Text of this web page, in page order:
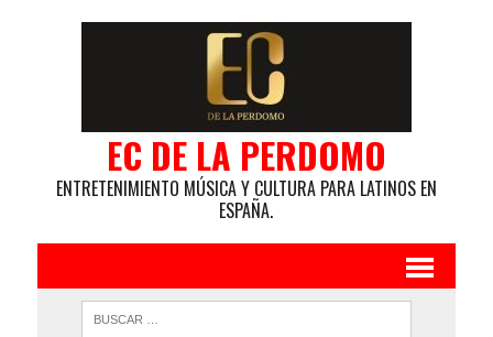
EC DE LA PERDOMO
ENTRETENIMIENTO MÚSICA Y CULTURA PARA LATINOS EN
ESPAÑA.